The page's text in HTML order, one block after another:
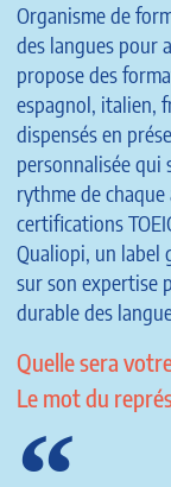
Organisme de
des langues pour
propose des
espagnol, italien,
dispensés en
personnalisée qui
rythme de
certifications
Qualiopi, un label
sur son expertise
durable des
Quelle sera
Le mot du